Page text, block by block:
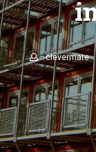
clevermate